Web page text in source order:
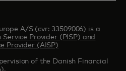
A/S (cvr: 33509006) is a
Provider (PISP) and
Provider (AISP)
of the Danish Financial